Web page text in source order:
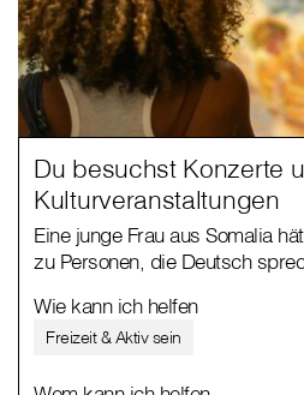
Du besuchst Konzerte
Kulturveranstaltungen
Eine junge Frau aus Somalia
zu Personen, die Deutsch
Wie kann ich helfen
Freizeit & Aktiv sein